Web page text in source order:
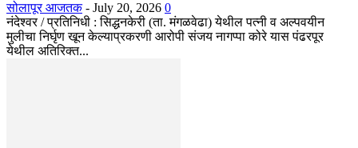
सोलापूर आजतक - July 20, 2026 0
नंदेश्वर / प्रतिनिधी : सिद्धनकेरी (ता. मंगळवेढा) येथील पत्नी व अल्पवयीन
मुलीचा निर्घृण खून केल्याप्रकरणी आरोपी संजय नागप्पा कोरे यास पंढरपूर
येथील अतिरिक्त...